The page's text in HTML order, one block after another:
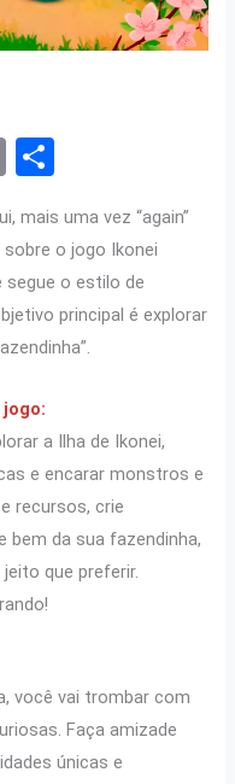
C
py
Li
n
k
ar
e
mais uma vez “again”
o jogo Ikonei
segue o estilo de
principal é explorar
a Ilha de Ikonei,
e encarar monstros e
recursos, crie
bem da sua fazendinha,
que preferir.
você vai trombar com
Faça amizade
únicas e